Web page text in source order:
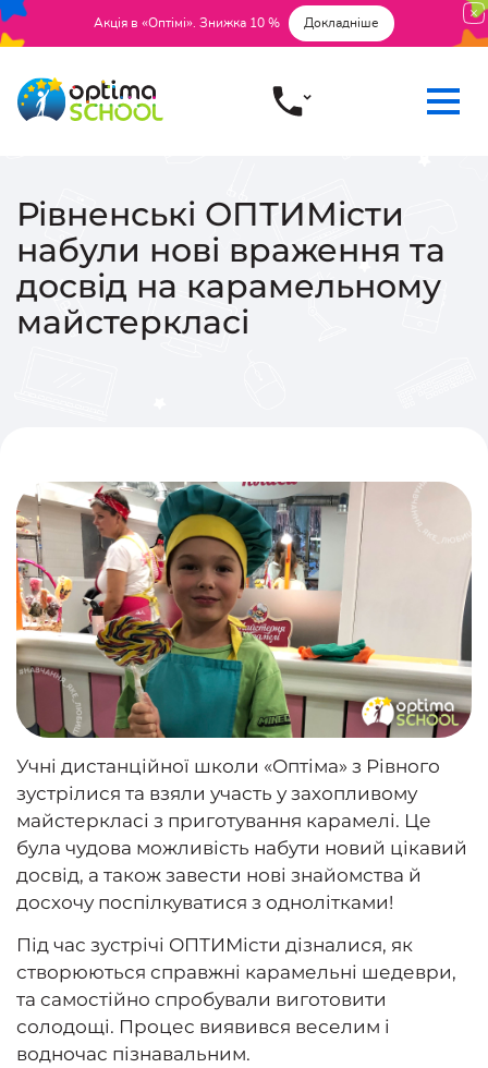
Акція в «Оптімі». Знижка 10 % Докладніше
Рівненські ОПТИМісти
набули нові враження та
досвід на карамельному
майстеркласі
Учні дистанційної школи «Оптіма» з Рівного
зустрілися та взяли участь у захопливому
майстеркласі з приготування карамелі. Це
була чудова можливість набути новий цікавий
досвід, а також завести нові знайомства й
досхочу поспілкуватися з однолітками!
Під час зустрічі ОПТИМісти дізналися, як
створюються справжні карамельні шедеври,
та самостійно спробували виготовити
солодощі. Процес виявився веселим і
водночас пізнавальним.